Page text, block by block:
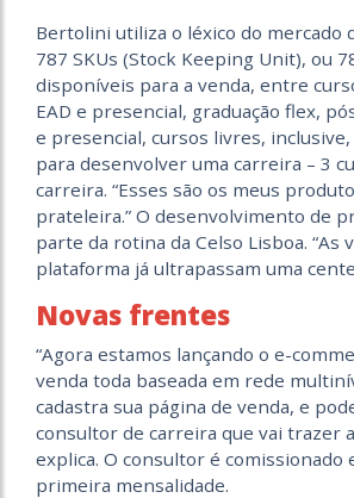
Bertolini utiliza o léxico do mercado
787 SKUs (Stock Keeping Unit), ou
disponíveis para a venda, entre
EAD e presencial, graduação flex,
e presencial, cursos livres,
para desenvolver uma carreira – 3
carreira. “Esses são os meus
prateleira.” O desenvolvimento de
parte da rotina da Celso Lisboa. “As
plataforma já ultrapassam uma
Novas frentes
“Agora estamos lançando o e-
venda toda baseada em rede
cadastra sua página de venda, e
consultor de carreira que vai trazer
explica. O consultor é comissionado
primeira mensalidade.